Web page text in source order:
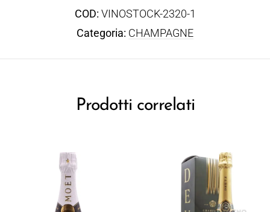
COD: VINOSTOCK-2320-1
Categoria: CHAMPAGNE
Prodotti correlati